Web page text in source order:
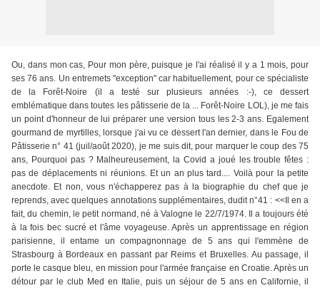
Ou, dans mon cas, Pour mon père, puisque je l'ai réalisé il y a 1 mois, pour
ses 76 ans. Un entremets "exception" car habituellement, pour ce spécialiste
de la Forêt-Noire (il a testé sur plusieurs années :-), ce dessert
emblématique dans toutes les pâtisserie de la ... Forêt-Noire LOL), je me fais
un point d'honneur de lui préparer une version tous les 2-3 ans. Egalement
gourmand de myrtilles, lorsque j'ai vu ce dessert l'an dernier, dans le Fou de
Pâtisserie n° 41 (juil/août 2020), je me suis dit, pour marquer le coup des 75
ans, Pourquoi pas ? Malheureusement, la Covid a joué les trouble fêtes :
pas de déplacements ni réunions. Et un an plus tard.... Voilà pour la petite
anecdote. Et non, vous n'échapperez pas à la biographie du chef que je
reprends, avec quelques annotations supplémentaires, dudit n°41 : <<Il en a
fait, du chemin, le petit normand, né à Valogne le 22/7/1974. Il a toujours été
à la fois bec sucré et l'âme voyageuse. Après un apprentissage en région
parisienne, il entame un compagnonnage de 5 ans qui l'emmène de
Strasbourg à Bordeaux en passant par Reims et Bruxelles. Au passage, il
porte le casque bleu, en mission pour l'armée française en Croatie. Après un
détour par le club Med en Italie, puis un séjour de 5 ans en Californie, il